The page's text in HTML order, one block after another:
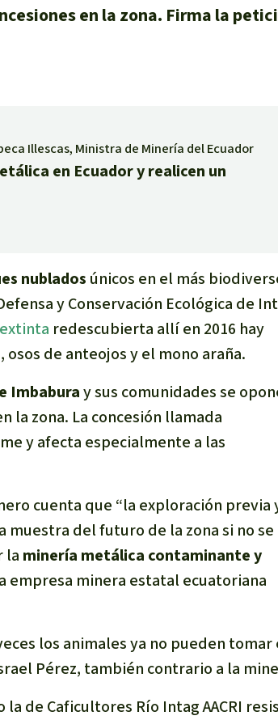
en la zona. Firma la
Illescas, Ministra de Minería del Ecuador
en Ecuador y realicen un
nublados únicos en el más
y Conservación Ecológica de
extinta redescubierta allí en 2016 hay
de anteojos y el mono araña.
Imbaburay sus comunidades se
la zona. La concesión llamada
y afecta especialmente a las
cuenta que “la exploración previa
muestra del futuro de la zona si no se
la minería metálica contaminante y
empresa minera estatal ecuatoriana
los animales ya no pueden tomar
Pérez, también contrario a la
de Caficultores Río Intag AACRI